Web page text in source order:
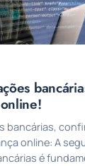
bancárias,
online: A
é